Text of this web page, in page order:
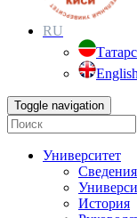
RU
English
Toggle navigation
Университет
История